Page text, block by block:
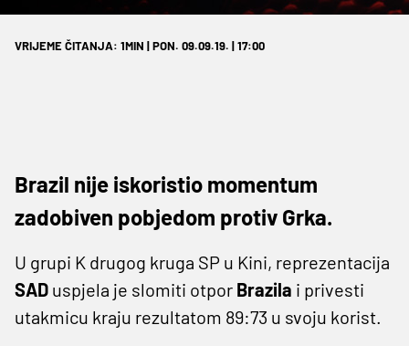
VRIJEME ČITANJA: 1MIN | PON. 09.09.19. | 17:00
Brazil nije iskoristio momentum
zadobiven pobjedom protiv Grka.
U grupi K drugog kruga SP u Kini, reprezentacija
SAD uspjela je slomiti otpor Brazila i privesti
utakmicu kraju rezultatom 89:73 u svoju korist.